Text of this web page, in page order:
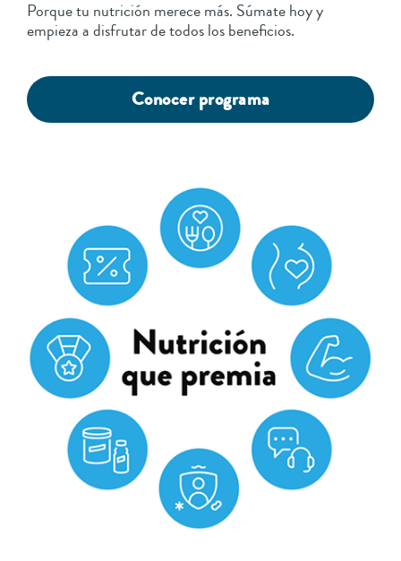
Porque tu nutrición merece más. Súmate hoy y
empieza a disfrutar de todos los beneficios.
Conocer programa